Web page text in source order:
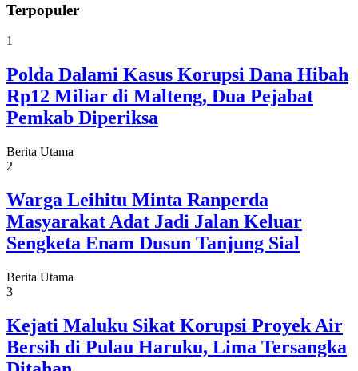
Terpopuler
1
Polda Dalami Kasus Korupsi Dana Hibah
Rp12 Miliar di Malteng, Dua Pejabat
Pemkab Diperiksa
Berita Utama
2
Warga Leihitu Minta Ranperda
Masyarakat Adat Jadi Jalan Keluar
Sengketa Enam Dusun Tanjung Sial
Berita Utama
3
Kejati Maluku Sikat Korupsi Proyek Air
Bersih di Pulau Haruku, Lima Tersangka